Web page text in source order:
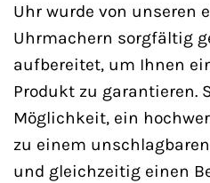
Uhr wurde von unseren
Uhrmachern sorgfältig
aufbereitet, um Ihnen
Produkt zu garantieren.
Möglichkeit, ein
zu einem
und gleichzeitig einen